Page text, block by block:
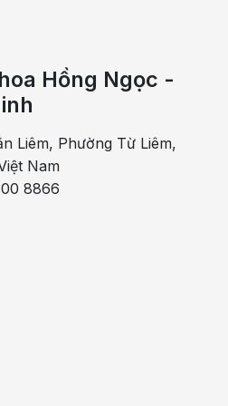
triển - Dấu hiệu vô
Hồng Ngọc -
Liêm, Phường Từ Liêm,
Nam
8866